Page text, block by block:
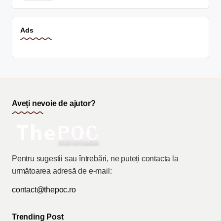
Ads
Aveți nevoie de ajutor?
Pentru sugestii sau întrebări, ne puteți contacta la
următoarea adresă de e-mail:
contact@thepoc.ro
Trending Post